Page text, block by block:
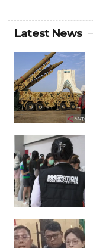
Latest News